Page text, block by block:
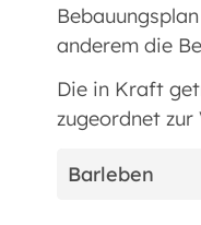
anderem die
Die in Kraft
zugeordnet zur
Barleben